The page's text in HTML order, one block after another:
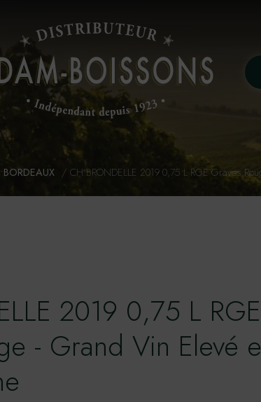
BORDEAUX / CH.BRONDELLE 2019 0,75 L RGE Graves
2019 0,75 L RGE
- Grand Vin Elevé